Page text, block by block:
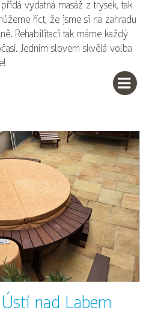
vydatná masáž z trysek, tak
říct, že jsme si na zahradu
Rehabilitaci tak máme každý
Jedním slovem skvělá volba
nad Labem